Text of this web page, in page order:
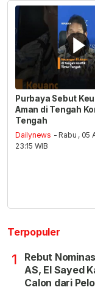
Purbaya Sebut
Aman di Tengah
Tengah
Dailynews - Rabu , 05
23:15 WIB
Terpopuler
1
Rebut
AS, El Sayed
Calon dari